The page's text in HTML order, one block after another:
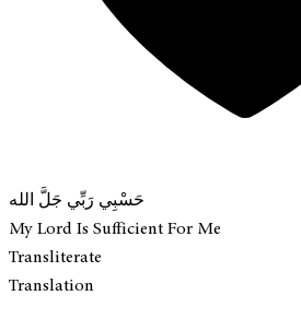
حَسْبِي رَبِّي جَلَّ الله
My Lord Is Sufficient For Me
Transliterate
Translation